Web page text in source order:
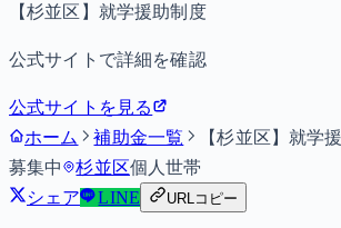
【杉並区】就学援助制度
公式サイトで詳細を確認
公式サイトを見る
ホーム
補助金一覧
【杉並区】就学
募集中
杉並区個人世帯
シェア
LINE URLコピー